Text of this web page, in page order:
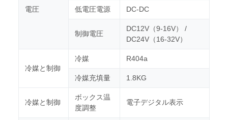
電圧 低電圧電源 DC-DC
制御電圧
DC12V（9-16V） /
DC24V（16-32V）
冷媒と制御
冷媒 R404a
冷媒充填量 1.8KG
冷媒と制御
ボックス温
度調整
電子デジタル表示